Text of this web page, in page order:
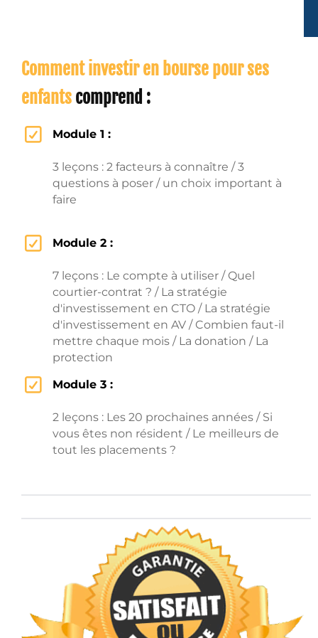
Comment investir en bourse pour ses
enfants comprend :
Module 1 :
3 leçons : 2 facteurs à connaître / 3
questions à poser / un choix important à
faire
Module 2 :
7 leçons : Le compte à utiliser / Quel
courtier-contrat ? / La stratégie
d'investissement en CTO / La stratégie
d'investissement en AV / Combien faut-il
mettre chaque mois / La donation / La
protection
Module 3 :
2 leçons : Les 20 prochaines années / Si
vous êtes non résident / Le meilleurs de
tout les placements ?